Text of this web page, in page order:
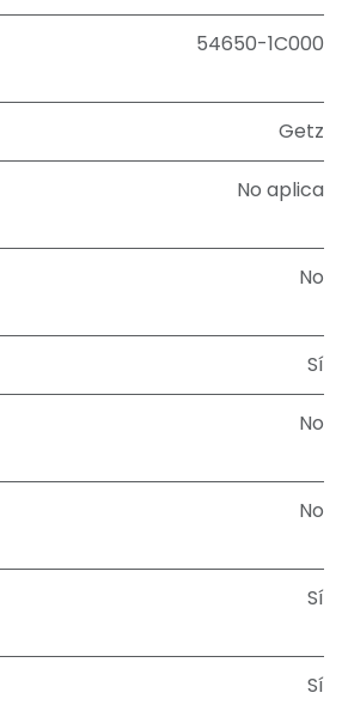
54650-1C000
Getz
No aplica
No
Sí
No
No
Sí
Sí